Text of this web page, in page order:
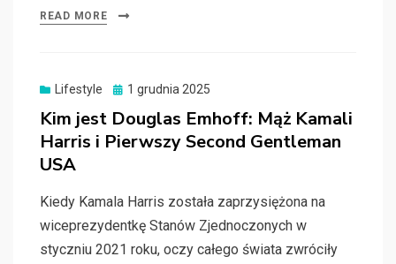
READ MORE
Lifestyle
Posted
1 grudnia 2025
Kim jest Douglas Emhoff: Mąż Kamali
Harris i Pierwszy Second Gentleman
USA
Kiedy Kamala Harris została zaprzysiężona na
wiceprezydentkę Stanów Zjednoczonych w
styczniu 2021 roku, oczy całego świata zwróciły